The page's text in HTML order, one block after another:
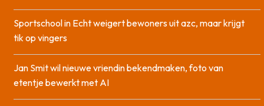
Sportschool in Echt weigert bewoners uit azc, maar krijgt
tik op vingers
Jan Smit wil nieuwe vriendin bekendmaken, foto van
etentje bewerkt met AI